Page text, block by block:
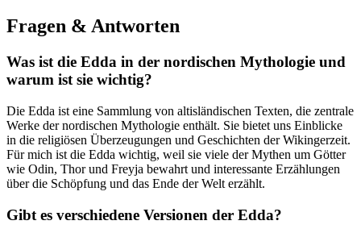
Fragen & ​Antworten
Was ist die‍ Edda in der​ nordischen Mythologie und
warum ist sie ⁤wichtig?
Die ⁤Edda ist eine Sammlung von altisländischen Texten, die zentrale
Werke der⁣ nordischen Mythologie enthält.​ Sie bietet ‍uns Einblicke​
in‍ die religiösen Überzeugungen und⁤ Geschichten‌ der Wikingerzeit.
Für mich ist die⁣ Edda wichtig,‌ weil sie viele der Mythen um Götter‍
wie Odin, ⁤Thor und ⁢Freyja bewahrt und interessante ‌Erzählungen ​
über die Schöpfung und das⁤ Ende der Welt erzählt.
Gibt ⁣es verschiedene Versionen der Edda?